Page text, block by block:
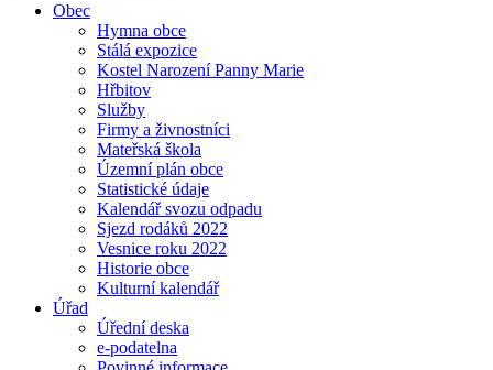
Obec
Hymna obce
Stálá expozice
Kostel Narození Panny Marie
Hřbitov
Služby
Firmy a živnostníci
Mateřská škola
Územní plán obce
Statistické údaje
Kalendář svozu odpadu
Sjezd rodáků 2022
Vesnice roku 2022
Historie obce
Kulturní kalendář
Úřad
Úřední deska
e-podatelna